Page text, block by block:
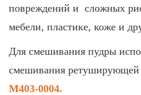
повреждений и cложных
мебели, пластике, коже и
Для смешивания пудры
смешивания
M403-0004.